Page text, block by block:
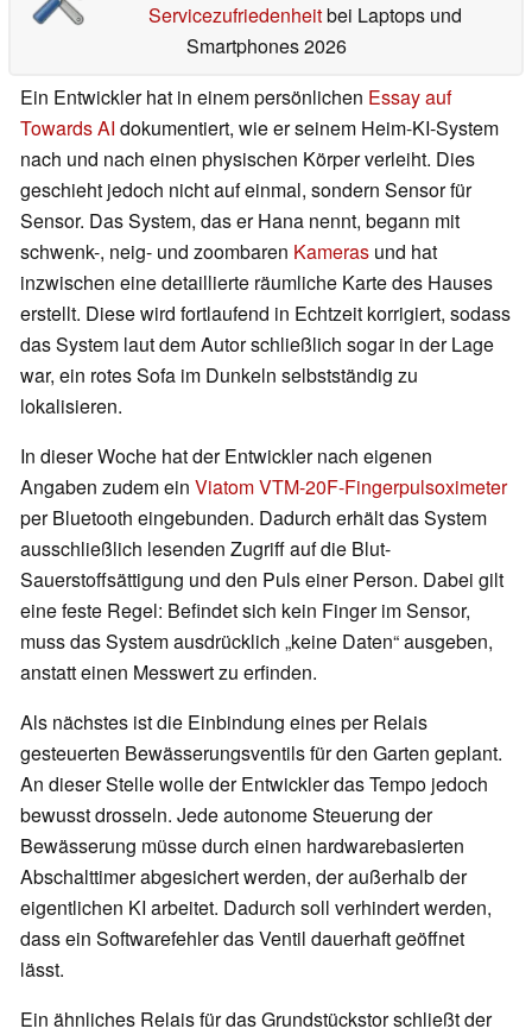
Servicezufriedenheitbei Laptops und
Smartphones 2026
Ein Entwickler hat in einem persönlichen Essay auf
Towards AI dokumentiert, wie er seinem Heim-KI-System
nach und nach einen physischen Körper verleiht. Dies
geschieht jedoch nicht auf einmal, sondern Sensor für
Sensor. Das System, das er Hana nennt, begann mit
schwenk-, neig- und zoombaren Kameras und hat
inzwischen eine detaillierte räumliche Karte des Hauses
erstellt. Diese wird fortlaufend in Echtzeit korrigiert, sodass
das System laut dem Autor schließlich sogar in der Lage
war, ein rotes Sofa im Dunkeln selbstständig zu
lokalisieren.
In dieser Woche hat der Entwickler nach eigenen
Angaben zudem ein Viatom VTM-20F-Fingerpulsoximeter
per Bluetooth eingebunden. Dadurch erhält das System
ausschließlich lesenden Zugriff auf die Blut-
Sauerstoffsättigung und den Puls einer Person. Dabei gilt
eine feste Regel: Befindet sich kein Finger im Sensor,
muss das System ausdrücklich „keine Daten“ ausgeben,
anstatt einen Messwert zu erfinden.
Als nächstes ist die Einbindung eines per Relais
gesteuerten Bewässerungsventils für den Garten geplant.
An dieser Stelle wolle der Entwickler das Tempo jedoch
bewusst drosseln. Jede autonome Steuerung der
Bewässerung müsse durch einen hardwarebasierten
Abschalttimer abgesichert werden, der außerhalb der
eigentlichen KI arbeitet. Dadurch soll verhindert werden,
dass ein Softwarefehler das Ventil dauerhaft geöffnet
lässt.
Ein ähnliches Relais für das Grundstückstor schließt der